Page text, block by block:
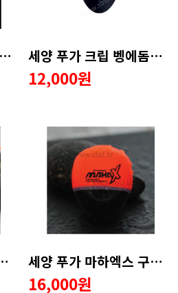
시마노 BBX 테크늄 파이어블러드 LB릴 -윤성정품(무상1회AS) 세양 푸가 크립 벵에돔찌 바다구멍찌 천연오동목
12,000원
성돔 마릿수 공략찌 세양 푸가 마하엑스 구멍찌 감성돔전용찌 초원투력
16,000원